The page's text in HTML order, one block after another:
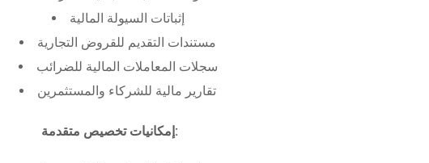
إثباتات السيولة المالية
مستندات التقديم للقروض التجارية
سجلات المعاملات المالية للضرائب
تقارير مالية للشركاء والمستثمرين
إمكانيات تخصيص متقدمة: